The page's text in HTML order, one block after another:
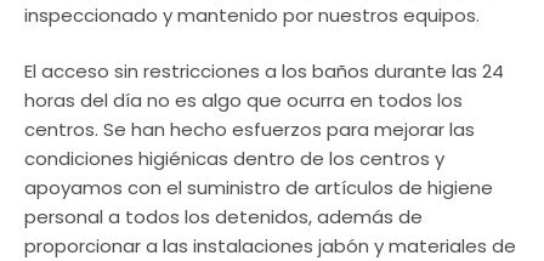
inspeccionado y mantenido por nuestros equipos.
El acceso sin restricciones a los baños durante las 24
horas del día no es algo que ocurra en todos los
centros. Se han hecho esfuerzos para mejorar las
condiciones higiénicas dentro de los centros y
apoyamos con el suministro de artículos de higiene
personal a todos los detenidos, además de
proporcionar a las instalaciones jabón y materiales de